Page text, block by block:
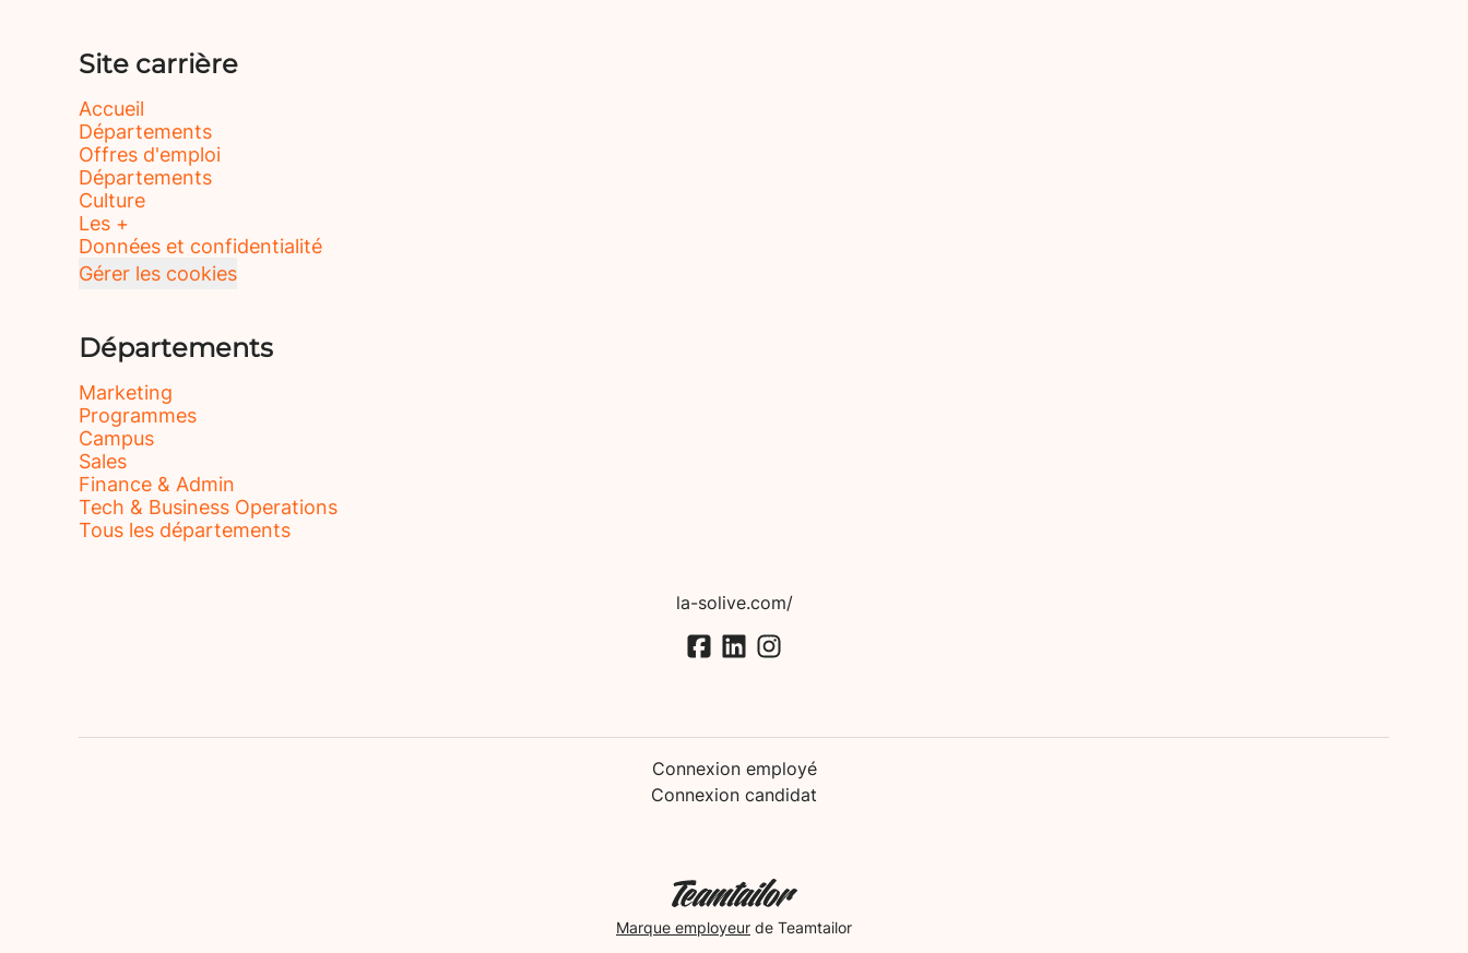
Site carrière
Accueil
Départements
Offres d'emploi
Départements
Culture
Les +
Données et confidentialité
Gérer les cookies
Départements
Marketing
Programmes
Campus
Sales
Finance & Admin
Tech & Business Operations
Tous les départements
la-solive.com/
Connexion employé
Connexion candidat
Marque employeur de Teamtailor